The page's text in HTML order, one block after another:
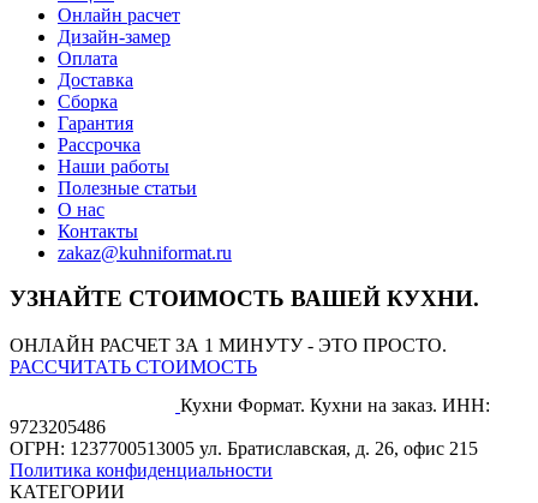
Онлайн расчет
Дизайн-замер
Оплата
Доставка
Сборка
Гарантия
Рассрочка
Наши работы
Полезные статьи
О нас
Контакты
zakaz@kuhniformat.ru
УЗНАЙТЕ СТОИМОСТЬ ВАШЕЙ КУХНИ.
ОНЛАЙН РАСЧЕТ ЗА 1 МИНУТУ - ЭТО ПРОСТО.
РАССЧИТАТЬ СТОИМОСТЬ
Кухни Формат. Кухни на заказ. ИНН:
9723205486
ОГРН: 1237700513005 ул. Братиславская, д. 26, офис 215
Политика конфиденциальности
КАТЕГОРИИ